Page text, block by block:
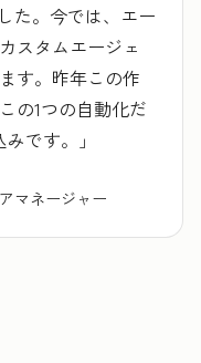
た。今では、エー
スタムエージェ
す。昨年この作
の1つの自動化だ
です。」
マネージャー